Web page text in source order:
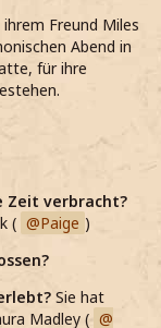
Freund Miles
Abend in
für ihre
Zeit verbracht?
( Paige )
Sie hat
Madley (